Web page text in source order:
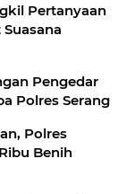
Pertanyaan
Pengedar
Polres Serang
Polres
Benih